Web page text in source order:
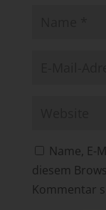
Name, E-
diesem
Kommentar